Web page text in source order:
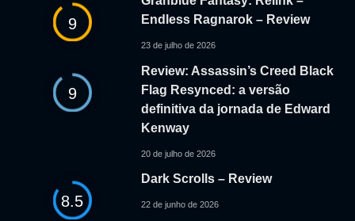
9
Endless Ragnarok – Review
23 de julho de 2026
9
Review: Assassin’s Creed Black
Flag Resynced: a versão
definitiva da jornada de Edward
Kenway
20 de julho de 2026
8.5
Dark Scrolls – Review
22 de junho de 2026